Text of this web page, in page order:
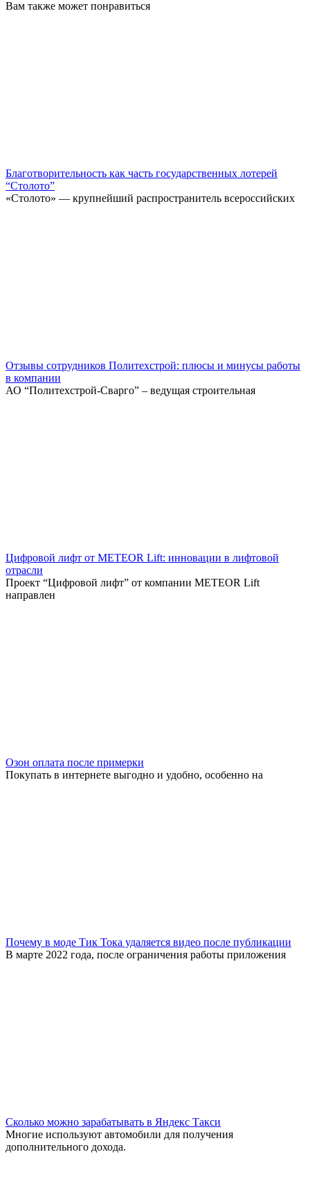
Вам также может понравиться
Благотворительность как часть государственных лотерей
“Столото”
«Столото» — крупнейший распространитель всероссийских
Отзывы сотрудников Политехстрой: плюсы и минусы работы
в компании
АО “Политехстрой-Сварго” – ведущая строительная
Цифровой лифт от METEOR Lift: инновации в лифтовой
отрасли
Проект “Цифровой лифт” от компании METEOR Lift
направлен
Озон оплата после примерки
Покупать в интернете выгодно и удобно, особенно на
Почему в моде Тик Тока удаляется видео после публикации
В марте 2022 года, после ограничения работы приложения
Сколько можно зарабатывать в Яндекс Такси
Многие используют автомобили для получения
дополнительного дохода.